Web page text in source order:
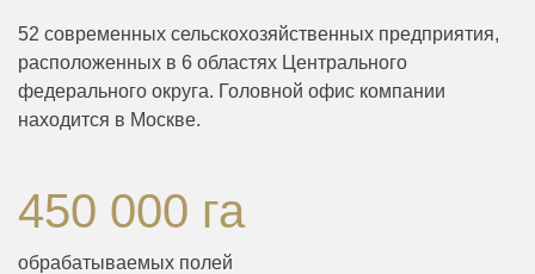
52 современных сельскохозяйственных предприятия,
расположенных в 6 областях Центрального
федерального округа. Головной офис компании
находится в Москве.
450 000 га
обрабатываемых полей